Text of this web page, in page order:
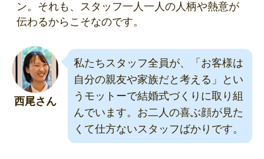
ン。それも、スタッフ一人一人の人柄や熱意が
伝わるからこそなのです。
西尾さん
私たちスタッフ全員が、「お客様は
自分の親友や家族だと考える」とい
うモットーで結婚式づくりに取り組
んでいます。お二人の喜ぶ顔が見た
くて仕方ないスタッフばかりです。